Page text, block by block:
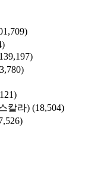
칼라) (18,504)